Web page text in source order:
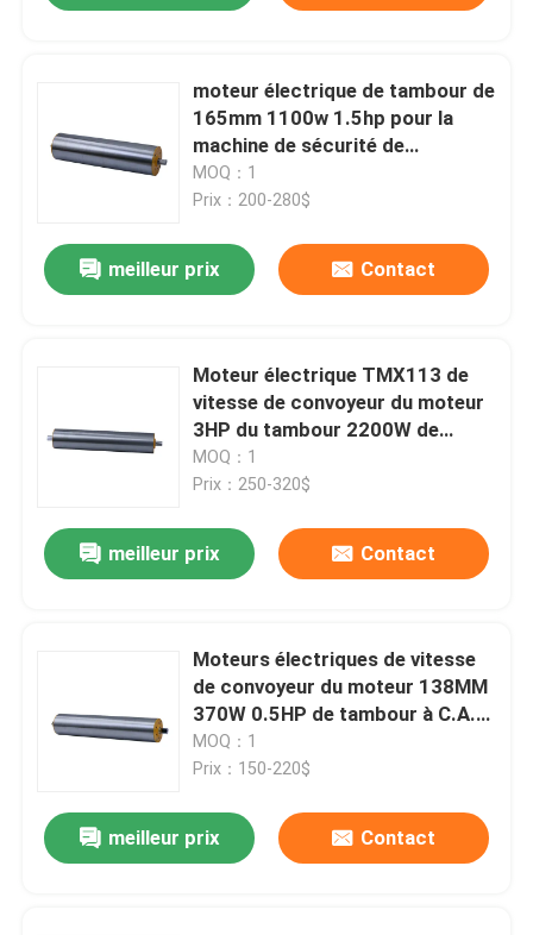
moteur électrique de tambour de
165mm 1100w 1.5hp pour la
machine de sécurité de
convoyeur d'aéroport
MOQ：1
Prix：200-280$
meilleur prix Contact
Moteur électrique TMX113 de
vitesse de convoyeur du moteur
3HP du tambour 2200W de
216MM
MOQ：1
Prix：250-320$
meilleur prix Contact
Moteurs électriques de vitesse
de convoyeur du moteur 138MM
370W 0.5HP de tambour à C.A.
TMX113
MOQ：1
Prix：150-220$
meilleur prix Contact